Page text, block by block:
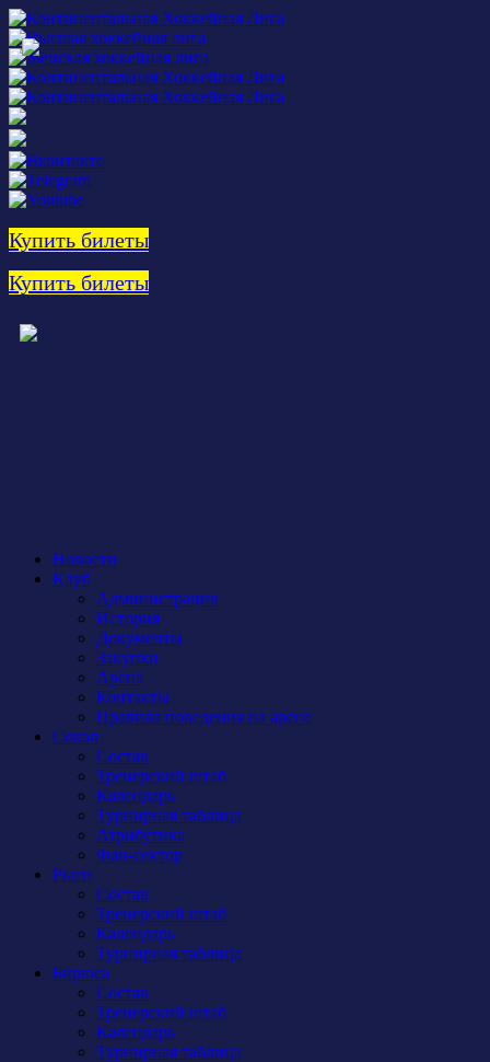
Купить билеты
Купить билеты
Новости
Клуб
Администрация
История
Документы
Закупки
Арена
Контакты
Правила поведения на арене
Сокол
Состав
Тренерский штаб
Календарь
Турнирная таблица
Атрибутика
Фан-сектор
Рыси
Состав
Тренерский штаб
Календарь
Турнирная таблица
Бирюса
Состав
Тренерский штаб
Календарь
Турнирная таблица